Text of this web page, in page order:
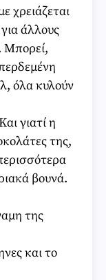
χρειάζεται
άλλους
Μπορεί,
όλα κυλούν
γιατί η
της,
βουνά.
της
και το